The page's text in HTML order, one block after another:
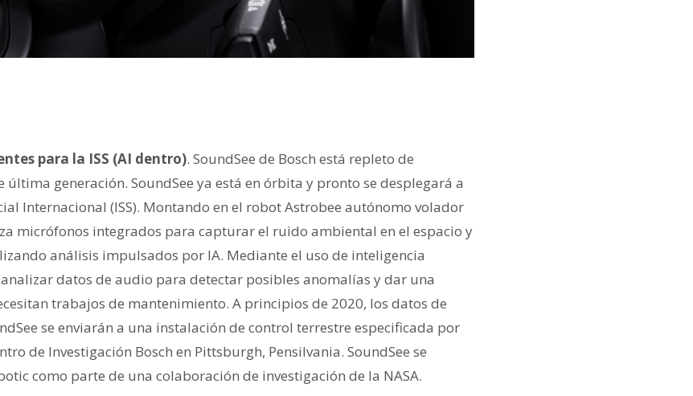
para la ISS (AI dentro). SoundSee de Bosch está repleto de
generación. SoundSee ya está en órbita y pronto se desplegará a
Internacional (ISS). Montando en el robot Astrobee autónomo volador
micrófonos integrados para capturar el ruido ambiental en el espacio y
análisis impulsados por IA. Mediante el uso de inteligencia
datos de audio para detectar posibles anomalías y dar una
trabajos de mantenimiento. A principios de 2020, los datos de
se enviarán a una instalación de control terrestre especificada por
de Investigación Bosch en Pittsburgh, Pensilvania. SoundSee se
como parte de una colaboración de investigación de la NASA.